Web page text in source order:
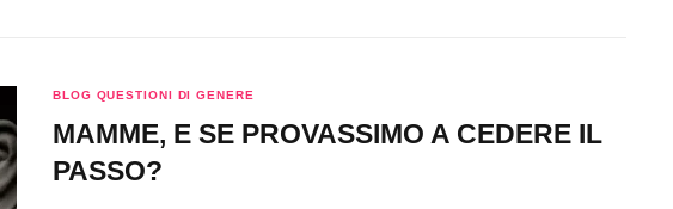
BLOG QUESTIONI DI GENERE
MAMME, E SE PROVASSIMO A CEDERE IL
PASSO?